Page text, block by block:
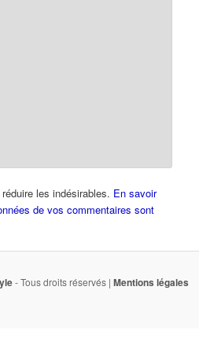
les indésirables. En savoir
de vos commentaires sont
- Tous droits réservés | Mentions légales